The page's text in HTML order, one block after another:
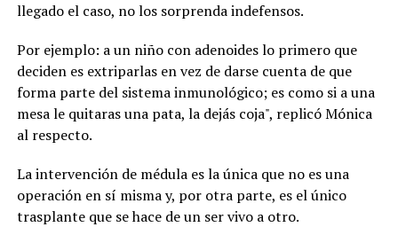
llegado el caso, no los sorprenda indefensos.
Por ejemplo: a un niño con adenoides lo primero que
deciden es extriparlas en vez de darse cuenta de que
forma parte del sistema inmunológico; es como si a una
mesa le quitaras una pata, la dejás coja", replicó Mónica
al respecto.
La intervención de médula es la única que no es una
operación en sí misma y, por otra parte, es el único
trasplante que se hace de un ser vivo a otro.